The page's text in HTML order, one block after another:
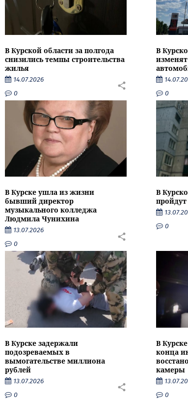
В Курской области за полгода
снизились темпы строительства
жилья
14.07.2026
0
В
0
В Курске ушла из жизни
бывший директор
музыкального колледжа
Людмила Чунихина
13.07.2026
0
В
0
В Курске задержали
подозреваемых в
вымогательстве миллиона
рублей
13.07.2026
0
В
конца
камеры
0